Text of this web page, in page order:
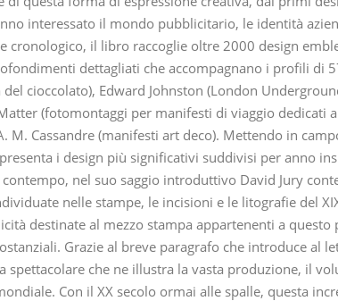
interessato il mondo pubblicitario, le identità
cronologico, il libro raccoglie oltre 2000 design
dettagliati che accompagnano i profili di
cioccolato), Edward Johnston (London
(fotomontaggi per manifesti di viaggio dedicati
M. Cassandre (manifesti art deco). Mettendo in
i design più significativi suddivisi per anno
nel suo saggio introduttivo David Jury
nelle stampe, le incisioni e le litografie del
destinate al mezzo stampa appartenenti a questo
Grazie al breve paragrafo che introduce al
spettacolare che ne illustra la vasta produzione, il
Con il XX secolo ormai alle spalle, questa